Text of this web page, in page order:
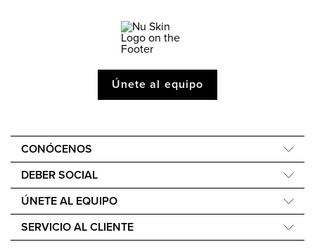
Únete al equipo
CONÓCENOS
One Global Voice
Nu Space LATAM by Nu Skin
DEBER SOCIAL
Force for Good
Nourish the Children
Sostenibilidad
ÚNETE AL EQUIPO
SERVICIO AL CLIENTE